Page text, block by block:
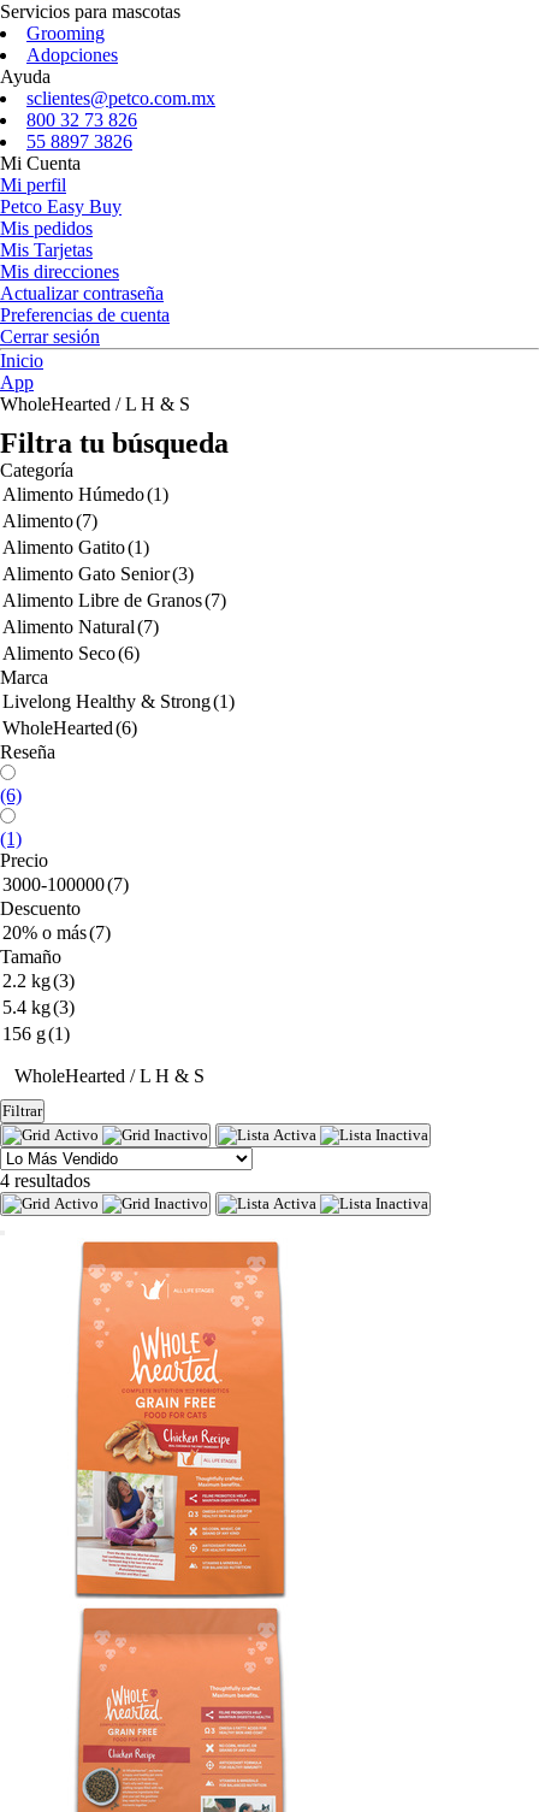
Servicios para mascotas
Grooming
Adopciones
Ayuda
sclientes@petco.com.mx
800 32 73 826
55 8897 3826
Mi Cuenta
Mi perfil
Petco Easy Buy
Mis pedidos
Mis Tarjetas
Mis direcciones
Actualizar contraseña
Preferencias de cuenta
Cerrar sesión
Inicio
App
WholeHearted / L H & S
Filtra tu búsqueda
Categoría
Alimento Húmedo(1)
Alimento(7)
Alimento Gatito(1)
Alimento Gato Senior(3)
Alimento Libre de Granos(7)
Alimento Natural(7)
Alimento Seco(6)
Marca
Livelong Healthy & Strong(1)
WholeHearted(6)
Reseña
(6)
(1)
Precio
3000-100000(7)
Descuento
20% o más(7)
Tamaño
2.2 kg(3)
5.4 kg(3)
156 g(1)
WholeHearted / L H & S
Filtrar
4 resultados